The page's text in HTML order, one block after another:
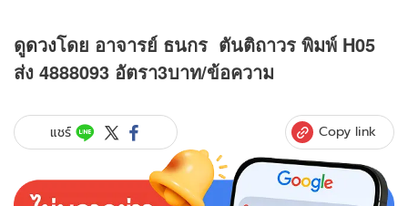
ดูดวงโดย อาจารย์ ธนกร ตันติถาวร พิมพ์ H05
ส่ง 4888093 อัตรา3บาท/ข้อความ
แชร์ Copy link